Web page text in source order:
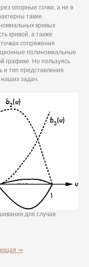
опорные точки, а не в
такие
кривых
кривой, а также
сопряжения
полиномиальные
графике. Но пользуясь
и тип представления
наших задач.
для случая
⇒